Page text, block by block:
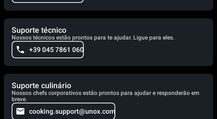
Suporte técnico
Nossos técnicos estão prontos para te ajudar. Ligue para eles.
+39 045 7861 060
Suporte culinário
Nossos chefs corporativos estão prontos para ajudar e responderão em
breve.
cooking.support@unox.com